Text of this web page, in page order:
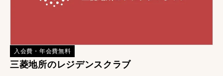
入会費・年会費無料
三菱地所のレジデンスクラブ